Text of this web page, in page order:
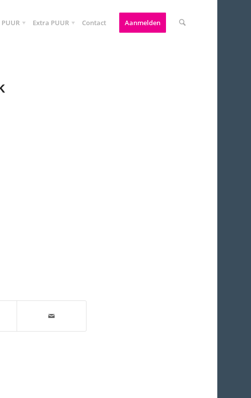
Extra PUUR Contact Aanmelden